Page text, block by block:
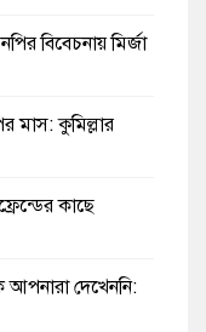
বিবেচনায় মির্জা
মাস: কুমিল্লার
কাছে
আপনারা দেখেননি: